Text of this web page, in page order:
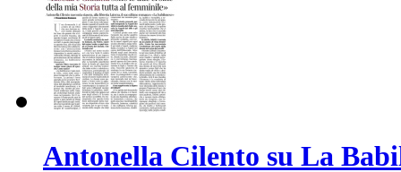
Antonella Cilento su La